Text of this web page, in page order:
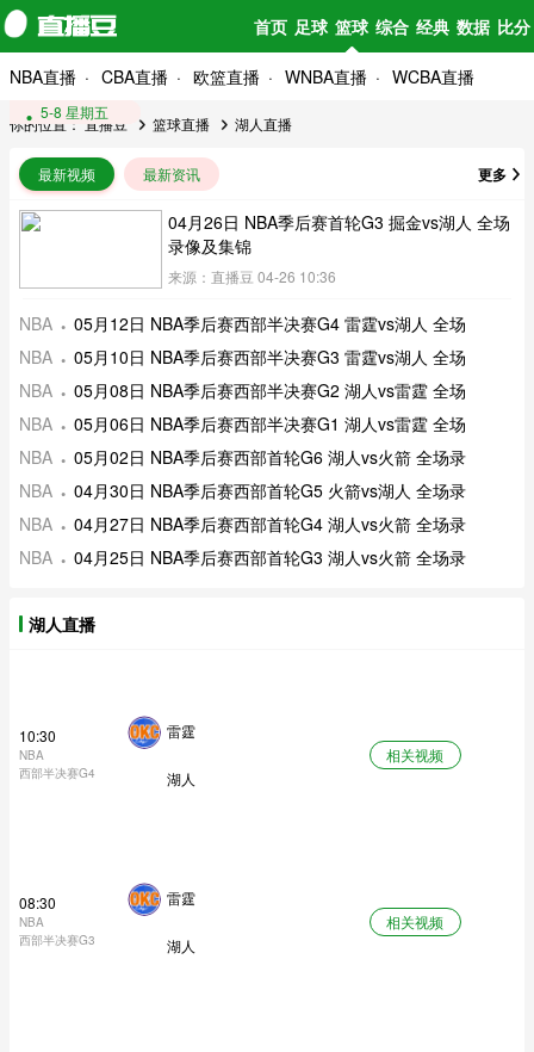
首页 足球 篮球 综合 经典 数据 比分
NBA直播 CBA直播 欧篮直播 WNBA直播 WCBA直播
你的位置：直播豆 篮球直播 湖人直播
更多
最新视频 最新资讯
04月26日 NBA季后赛首轮G3 掘金vs湖人 全场
录像及集锦
来源：直播豆 04-26 10:36
NBA
05月12日 NBA季后赛西部半决赛G4 雷霆vs湖人 全场
NBA
05月10日 NBA季后赛西部半决赛G3 雷霆vs湖人 全场
NBA
05月08日 NBA季后赛西部半决赛G2 湖人vs雷霆 全场
NBA
05月06日 NBA季后赛西部半决赛G1 湖人vs雷霆 全场
NBA
05月02日 NBA季后赛西部首轮G6 湖人vs火箭 全场录
NBA
04月30日 NBA季后赛西部首轮G5 火箭vs湖人 全场录
NBA
04月27日 NBA季后赛西部首轮G4 湖人vs火箭 全场录
NBA
04月25日 NBA季后赛西部首轮G3 湖人vs火箭 全场录
湖人直播
5-12 星期二
10:30
NBA
西部半决赛G4
雷霆
湖人
相关视频
5-10 星期日
08:30
NBA
西部半决赛G3
雷霆
湖人
相关视频
5-8 星期五